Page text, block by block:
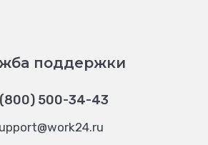
поддержки
500-34-43